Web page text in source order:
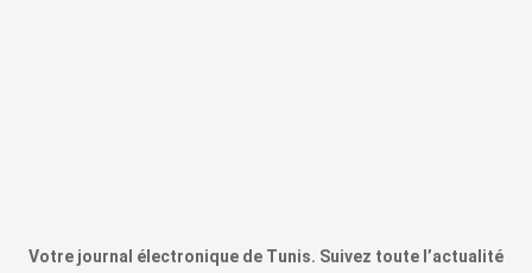
Votre journal électronique de Tunis. Suivez toute l’actualité